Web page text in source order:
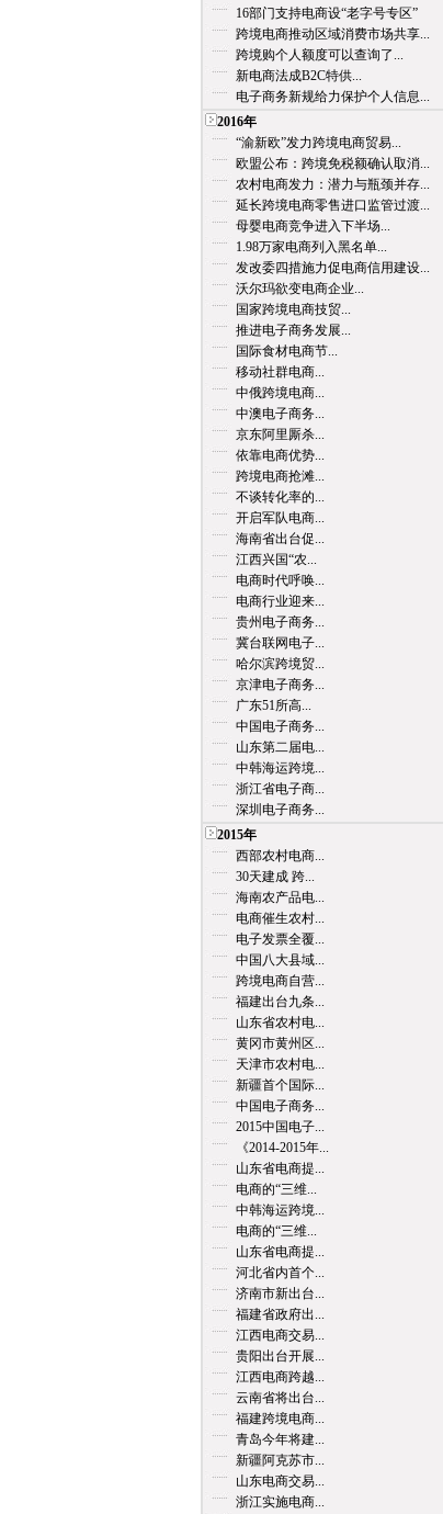
16部门支持电商设“老字号专区”
跨境电商推动区域消费市场共享...
跨境购个人额度可以查询了...
新电商法成B2C特供...
电子商务新规给力保护个人信息...
2016年
“渝新欧”发力跨境电商贸易...
欧盟公布：跨境免税额确认取消...
农村电商发力：潜力与瓶颈并存...
延长跨境电商零售进口监管过渡...
母婴电商竞争进入下半场...
1.98万家电商列入黑名单...
发改委四措施力促电商信用建设...
沃尔玛欲变电商企业...
国家跨境电商技贸...
推进电子商务发展...
国际食材电商节...
移动社群电商...
中俄跨境电商...
中澳电子商务...
京东阿里厮杀...
依靠电商优势...
跨境电商抢滩...
不谈转化率的...
开启军队电商...
海南省出台促...
江西兴国“农...
电商时代呼唤...
电商行业迎来...
贵州电子商务...
冀台联网电子...
哈尔滨跨境贸...
京津电子商务...
广东51所高...
中国电子商务...
山东第二届电...
中韩海运跨境...
浙江省电子商...
深圳电子商务...
2015年
西部农村电商...
30天建成 跨...
海南农产品电...
电商催生农村...
电子发票全覆...
中国八大县域...
跨境电商自营...
福建出台九条...
山东省农村电...
黄冈市黄州区...
天津市农村电...
新疆首个国际...
中国电子商务...
2015中国电子...
《2014-2015年...
山东省电商提...
电商的“三维...
中韩海运跨境...
电商的“三维...
山东省电商提...
河北省内首个...
济南市新出台...
福建省政府出...
江西电商交易...
贵阳出台开展...
江西电商跨越...
云南省将出台...
福建跨境电商...
青岛今年将建...
新疆阿克苏市...
山东电商交易...
浙江实施电商...